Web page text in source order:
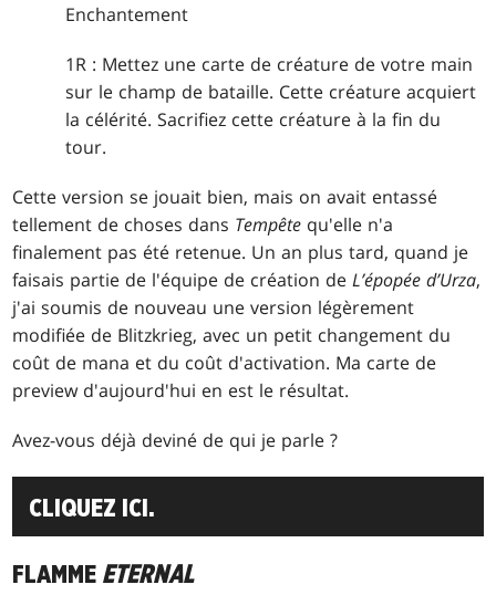
Enchantement
1R : Mettez une carte de créature de votre main
sur le champ de bataille. Cette créature acquiert
la célérité. Sacrifiez cette créature à la fin du
tour.
Cette version se jouait bien, mais on avait entassé
tellement de choses dans Tempête qu'elle n'a
finalement pas été retenue. Un an plus tard, quand je
faisais partie de l'équipe de création deL’épopée d’Urza,
j'ai soumis de nouveau une version légèrement
modifiée de Blitzkrieg, avec un petit changement du
coût de mana et du coût d'activation. Ma carte de
preview d'aujourd'hui en est le résultat.
Avez-vous déjà deviné de qui je parle ?
CLIQUEZ ICI.
FLAMME ETERNAL